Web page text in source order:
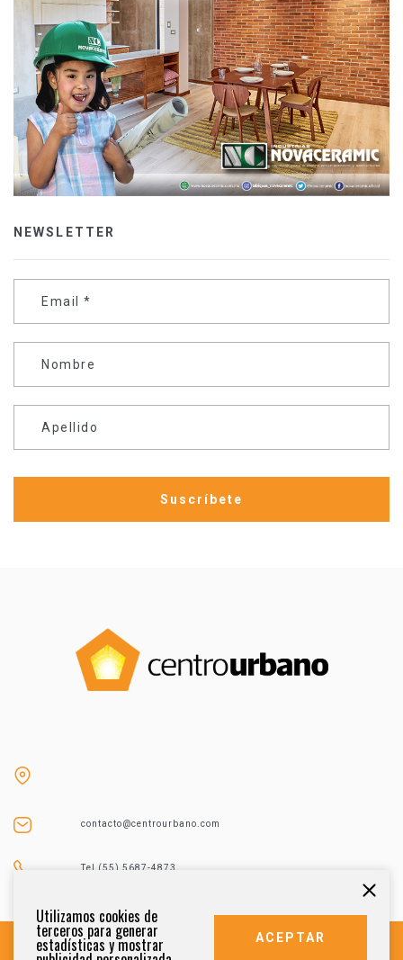
NEWSLETTER
Email *
Nombre
Apellido
contacto@centrourbano.com
Tel (55) 5687-4873
Utilizamos cookies de
terceros para generar
estadísticas y mostrar ACEPTAR